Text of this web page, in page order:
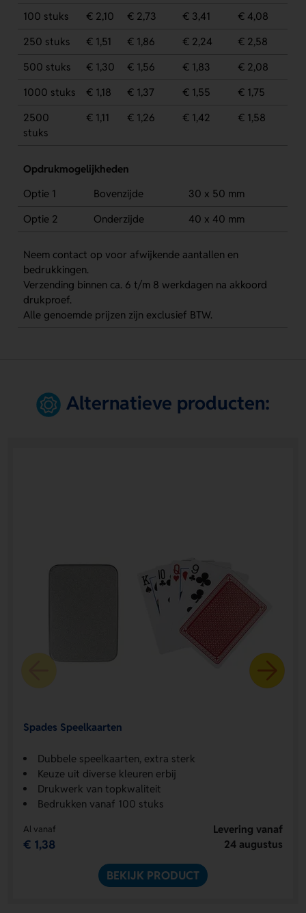
100 stuks € 2,10 € 2,73 € 3,41
€ 4,08
250 stuks
€ 1,51 € 1,86 € 2,24
€ 2,58
500 stuks
€ 1,30 € 1,56 € 1,83
€ 2,08
1000 stuks
€ 1,18 € 1,37 € 1,55
€ 1,75
2500
stuks
€ 1,11 € 1,26 € 1,42 € 1,58
Opdrukmogelijkheden
Optie 1
Bovenzijde
30 x 50 mm
Optie 2
Onderzijde 40 x 40 mm
Neem contact op voor afwijkende aantallen en
bedrukkingen.
Verzending binnen ca. 6 t/m 8 werkdagen na akkoord
drukproef.
Alle genoemde prijzen zijn exclusief BTW.
Alternatieve producten:
Spades Speelkaarten
Dubbele speelkaarten, extra sterk
Keuze uit diverse kleuren erbij
Drukwerk van topkwaliteit
Bedrukken vanaf 100 stuks
Al vanaf
€ 1,38
Levering vanaf
24 augustus
BEKIJK PRODUCT